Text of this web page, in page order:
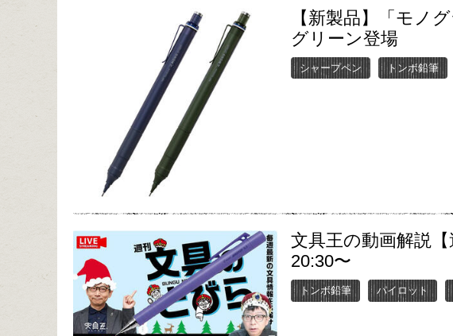
【新製品】「モノ
グリーン登場
シャープペン トンボ鉛筆
文具王の動画解説
20:30〜
トンボ鉛筆 パイロット